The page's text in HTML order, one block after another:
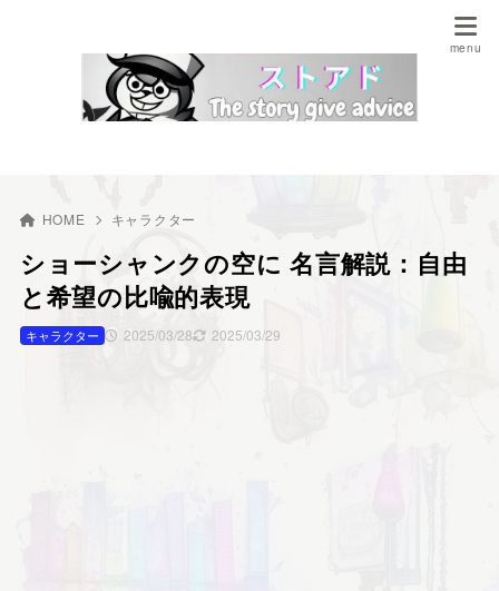
HOME キャラクター
ショーシャンクの空に 名言解説：自由
と希望の比喩的表現
2025/03/28 2025/03/29
キャラクター